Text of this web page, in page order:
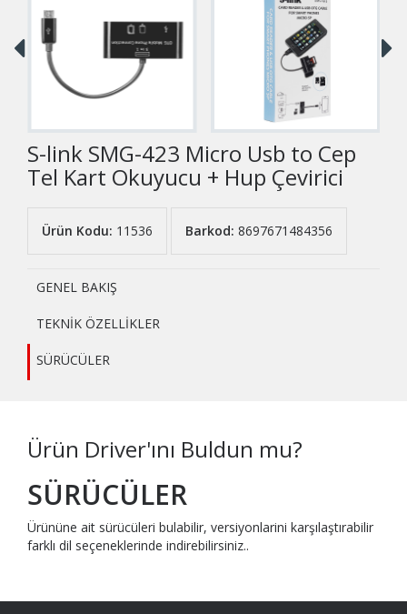
S-link SMG-423 Micro Usb to Cep
Tel Kart Okuyucu + Hup Çevirici
Ürün Kodu: 11536 Barkod: 8697671484356
GENEL BAKIŞ
TEKNİK ÖZELLİKLER
SÜRÜCÜLER
Ürün Driver'ını Buldun mu?
SÜRÜCÜLER
Ürününe ait sürücüleri bulabilir, versiyonlarini karşılaştırabilir
farklı dil seçeneklerinde indirebilirsiniz..